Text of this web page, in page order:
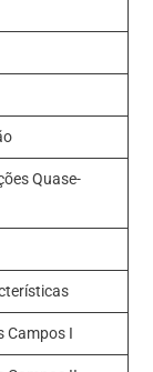
Quase-
Campos I